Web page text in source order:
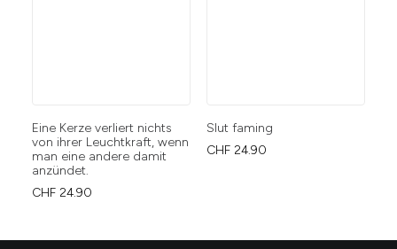
Eine Kerze verliert nichts
von ihrer Leuchtkraft, wenn
man eine andere damit
anzündet.
CHF 24.90
Slut faming
CHF 24.90